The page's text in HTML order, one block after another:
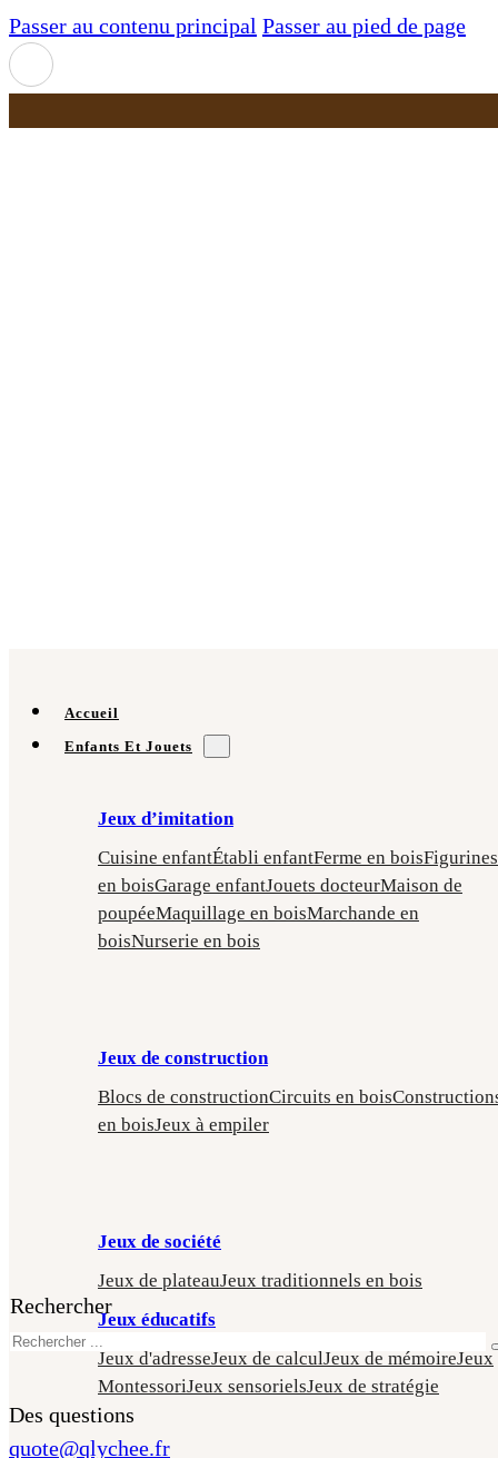
Passer au contenu principal Passer au pied de page
Rechercher
Des questions
quote@qlychee.fr
Accueil
Enfants Et Jouets
Jeux d’imitation
Cuisine enfantÉtabli enfantFerme en boisFigurines
en boisGarage enfantJouets docteurMaison de
poupéeMaquillage en boisMarchande en
boisNurserie en bois
Jeux de construction
Blocs de constructionCircuits en bois
en boisJeux à empiler
Jeux de société
Jeux de plateauJeux traditionnels en bois
Jeux éducatifs
Jeux d'adresseJeux de calculJeux de mémoireJeux
MontessoriJeux sensorielsJeux de stratégie